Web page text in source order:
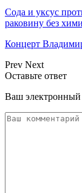
Сода и уксус
раковину без
Концерт
Prev Next
Оставьте ответ
Ваш электронный